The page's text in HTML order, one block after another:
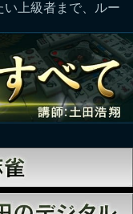
上級者まで、ルー